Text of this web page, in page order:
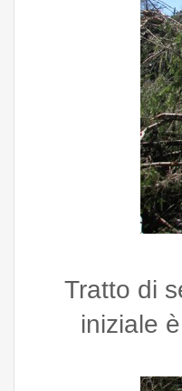
Tratto di
iniziale